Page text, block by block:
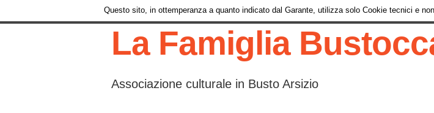
La Famiglia
Associazione culturale in Busto Arsizio
Questo sito, in ottemperanza a quanto indicato dal Garante, utilizza solo Cookie tecnici e